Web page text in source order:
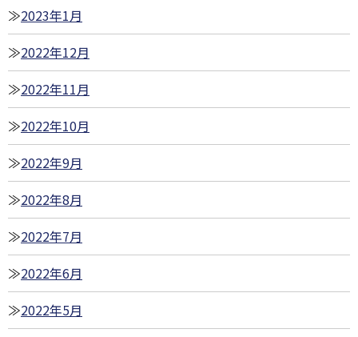
2023年1月
2022年12月
2022年11月
2022年10月
2022年9月
2022年8月
2022年7月
2022年6月
2022年5月